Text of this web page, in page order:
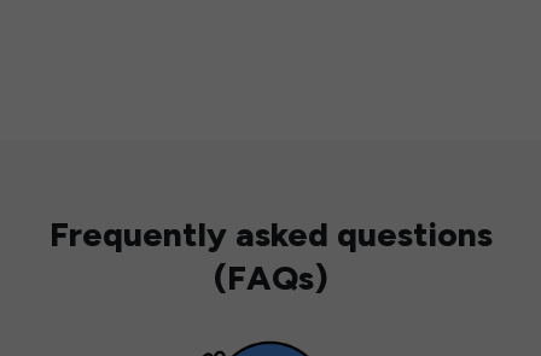
Frequently asked questions
(FAQs)